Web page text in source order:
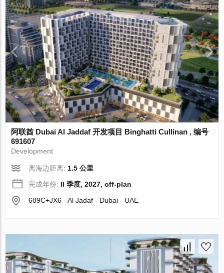
阿联酋 Dubai Al Jaddaf 开发项目 Binghatti Cullinan , 编号
691607
Development
离海边距离: 1.5 公里
完成年份: II 季度, 2027, off-plan
689C+JX6 - Al Jadaf - Dubai - UAE